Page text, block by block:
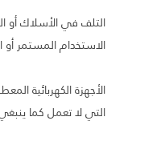
التلف في الأسلاك أو
الاستخدام المستمر أو
الأجهزة الكهربائية
التي لا تعمل كما